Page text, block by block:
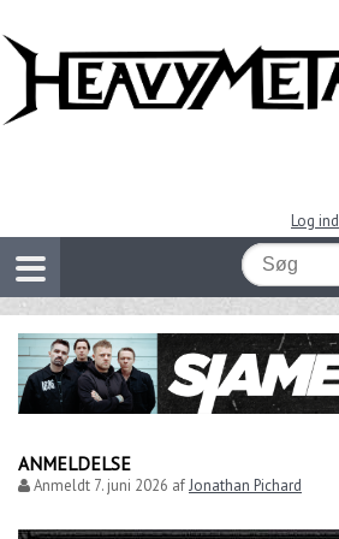
Log ind
ANMELDELSE
Anmeldt 7. juni 2026 afJonathan Pichard